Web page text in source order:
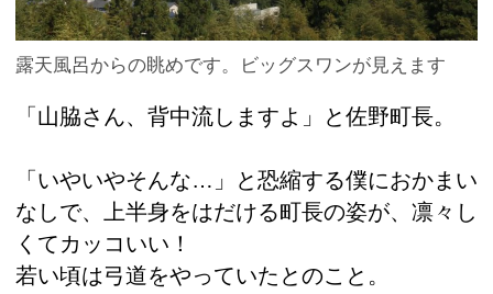
露天風呂からの眺めです。ビッグスワンが見えます
「山脇さん、背中流しますよ」と佐野町長。
「いやいやそんな…」と恐縮する僕におかまい
なしで、上半身をはだける町長の姿が、凛々し
くてカッコいい！
若い頃は弓道をやっていたとのこと。